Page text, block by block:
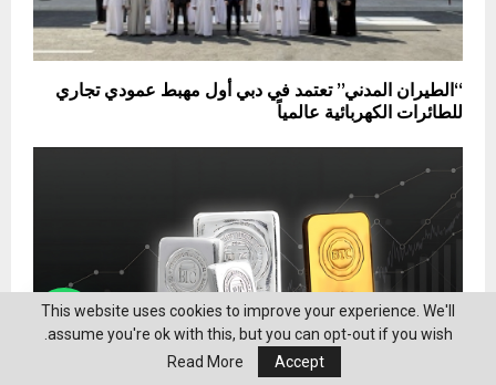
“الطيران المدني” تعتمد في دبي أول مهبط عمودي تجاري
للطائرات الكهربائية عالمياً
This website uses cookies to improve your experience. We'll
assume you're ok with this, but you can opt-out if you wish.
Accept
Read More